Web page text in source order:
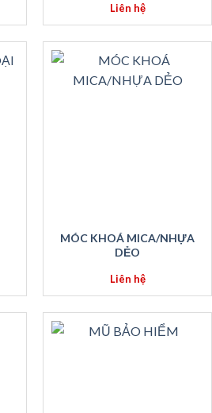
Liên hệ
MÓC KHOÁ MICA/NHỰA
DẺO
Liên hệ